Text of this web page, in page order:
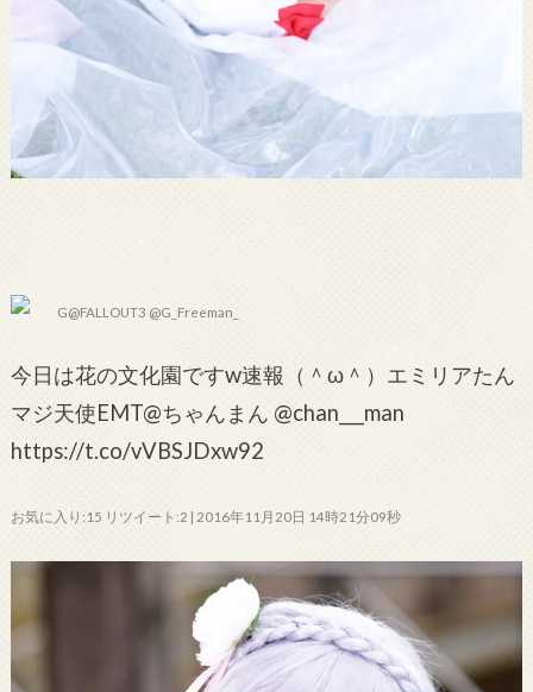
G@FALLOUT3 @G_Freeman_
今日は花の文化園ですw速報（＾ω＾）エミリアたん
マジ天使EMT@ちゃんまん @chan___man
https://t.co/vVBSJDxw92
お気に入り:15 リツイート:2 | 2016年11月20日 14時21分09秒